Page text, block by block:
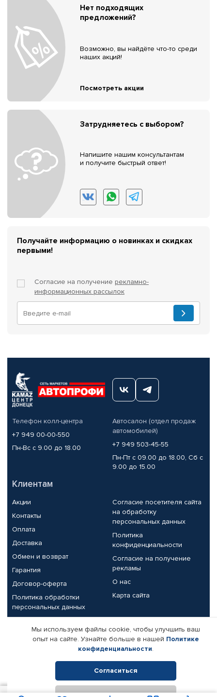
Нет подходящих
предложений?
Возможно, вы найдёте что-то среди
наших акций!
Посмотреть акции
Затрудняетесь с выбором?
Напишите нашим консультантам
и получите быстрый ответ!
Получайте информацию о новинках и скидках
первыми!
Согласие на получение рекламно-
информационных рассылок
Телефон колл-центра
+7 949 00-00-550
Пн-Вс с 9.00 до 18.00
Автосалон (отдел продаж
автомобилей)
+7 949 503-45-55
Пн-Пт с 09.00 до 18.00, Сб с
9.00 до 15.00
Клиентам
Акции
Контакты
Оплата
Доставка
Обмен и возврат
Гарантия
Договор-оферта
Политика обработки
персональных данных
Согласие посетителя сайта
на обработку
персональных данных
Политика
конфиденциальности
Согласие на получение
рекламы
О нас
Карта сайта
Партнерам
Корпоративным клиентам
Поставщикам
Реквизиты компании
Мы используем файлы cookie, чтобы улучшить ваш
опыт на сайте. Узнайте больше в нашей Политике
конфиденциальности.
Согласиться
Отклонить